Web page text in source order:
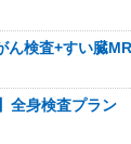
検査+すい臓
全身検査プラン